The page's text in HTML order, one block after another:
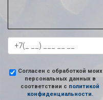
Согласен с обработкой моих
персональных данных в
соответствии с политикой
конфиденциальности.